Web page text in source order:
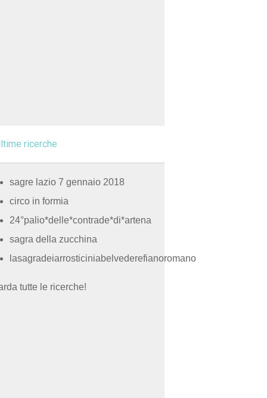
ricerche
sagre lazio 7 gennaio 2018
circo in formia
24°palio*delle*contrade*di*artena
sagra della zucchina
lasagradeiarrosticiniabelvederefianoromano
tutte le ricerche!